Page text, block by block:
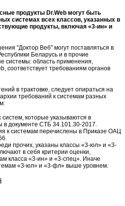
продукты Dr.Web могут быть
системах всех классов, указанных в
продукты, включая «3-ин» и
"Доктор Веб" могут поставляться в
Беларусь и в прочие
системы: область применения,
соответствует требованиям органов
в трактовке, следует опираться на
требований к системам разных
которые указываются в
в документе СТБ 34.101.30-2017.
к системам перечислены в Приказе ОАЦ
прочих, указаны классы «3-юл» и «3-
в себя критерии оценки,
класса «3-ин» и «3-спец». Иначе
«3-юл» и «3-фл» выше уровнем.